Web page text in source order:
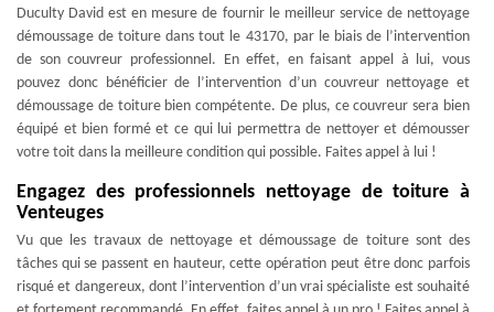
Duculty David est en mesure de fournir le meilleur service de nettoyage
démoussage de toiture dans tout le 43170, par le biais de l’intervention
de son couvreur professionnel. En effet, en faisant appel à lui, vous
pouvez donc bénéficier de l’intervention d’un couvreur nettoyage et
démoussage de toiture bien compétente. De plus, ce couvreur sera bien
équipé et bien formé et ce qui lui permettra de nettoyer et démousser
votre toit dans la meilleure condition qui possible. Faites appel à lui !
Engagez des professionnels nettoyage de toiture à
Venteuges
Vu que les travaux de nettoyage et démoussage de toiture sont des
tâches qui se passent en hauteur, cette opération peut être donc parfois
risqué et dangereux, dont l’intervention d’un vrai spécialiste est souhaité